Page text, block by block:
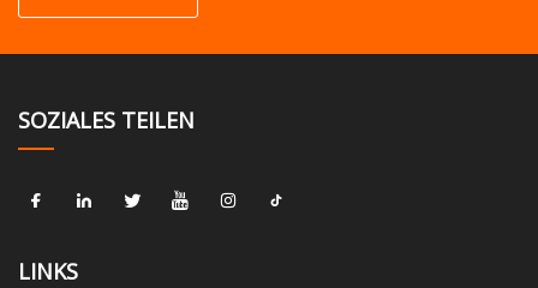
SOZIALES TEILEN
LINKS